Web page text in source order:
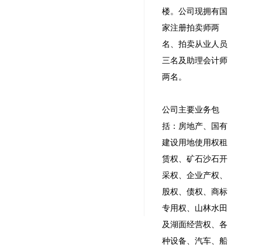
楼。公司现拥有国
家注册拍卖师两
名、拍卖从业人员
三名及助理会计师
两名。
公司主要业务包
括：房地产、国有
建设用地使用权租
赁权、矿石沙石开
采权、企业产权、
股权、债权、商标
专用权、山林水田
及湖面经营权、各
种设备、汽车、船